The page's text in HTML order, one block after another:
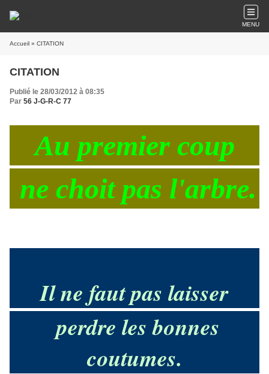
MENU
Accueil » CITATION
CITATION
Publié le 28/03/2012 à 08:35
Par 56 J-G-R-C 77
Au premier coup
ne choitpas l'arbre.
Il ne faut pas laisser
perdre les bonnes
coutumes.